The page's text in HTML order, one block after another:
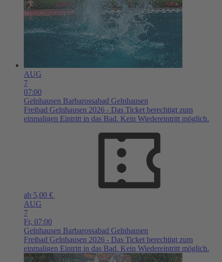
AUG
7
07:00
Gelnhausen Barbarossabad Gelnhausen
Freibad Gelnhausen 2026 - Das Ticket berechtigt zum
einmaligen Eintritt in das Bad. Kein Wiedereintritt möglich.
ab 5,00 €
AUG
7
Fr, 07:00
Gelnhausen Barbarossabad Gelnhausen
Freibad Gelnhausen 2026 - Das Ticket berechtigt zum
einmaligen Eintritt in das Bad. Kein Wiedereintritt möglich.